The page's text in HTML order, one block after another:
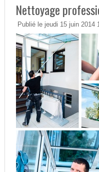
Nettoyage
Publié le jeudi 15 juin 2014